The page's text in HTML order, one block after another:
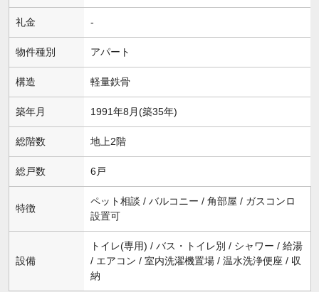
礼金 -
物件種別 アパート
構造 軽量鉄骨
築年月 1991年8月(築35年)
総階数 地上2階
総戸数 6戸
特徴
ペット相談 / バルコニー / 角部屋 / ガスコンロ
設置可
設備
トイレ(専用) / バス・トイレ別 / シャワー / 給湯
/ エアコン / 室内洗濯機置場 / 温水洗浄便座 / 収
納